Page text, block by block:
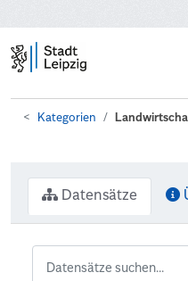
Kategorien
Datensätze